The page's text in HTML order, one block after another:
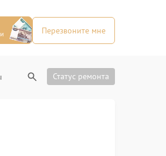
Перезвоните мне
Статус ремонта